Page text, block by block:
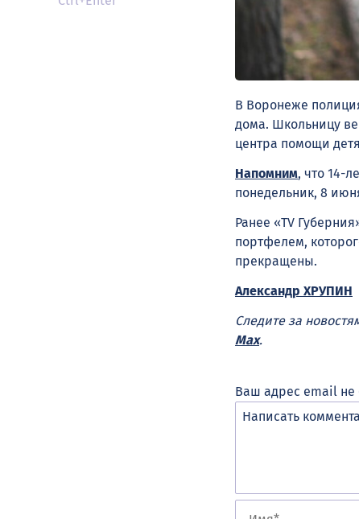
В Воронеже
дома. Школьницу
центра помощи
Напомним, что 14-
понедельник, 8
Ранее «TV
портфелем,
прекращены.
Александр ХРУПИН
Следите за
Max.
Ваш адрес email не